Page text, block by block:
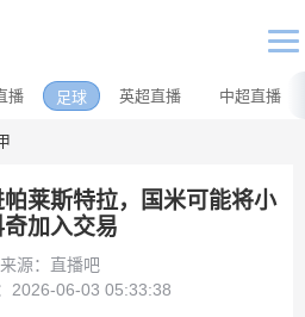
播 足球 英超直播 中超直播
莱斯特拉，国米可能将小
加入交易
来源：直播吧
2026-06-03 05:33:38